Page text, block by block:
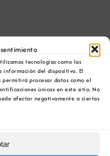
tecnologías como las
información del dispositivo. El
procesar datos como el
únicas en este sitio. No
afectar negativamente a ciertas